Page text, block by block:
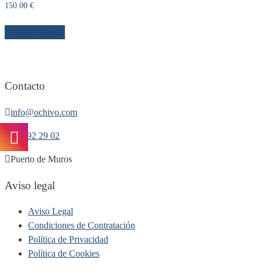
150.00 €
Contacto
info@ochivo.com
677 92 29 02
Puerto de Muros
Aviso legal
Aviso Legal
Condiciones de Contratación
Política de Privacidad
Política de Cookies